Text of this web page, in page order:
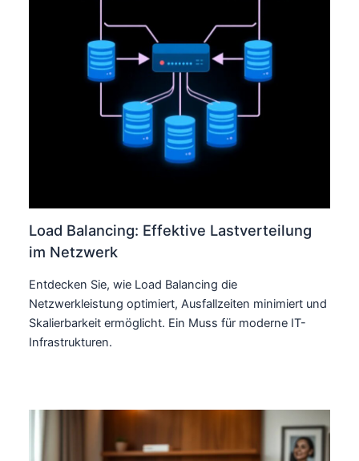
Load Balancing: Effektive Lastverteilung
im Netzwerk
Entdecken Sie, wie Load Balancing die
Netzwerkleistung optimiert, Ausfallzeiten minimiert und
Skalierbarkeit ermöglicht. Ein Muss für moderne IT-
Infrastrukturen.